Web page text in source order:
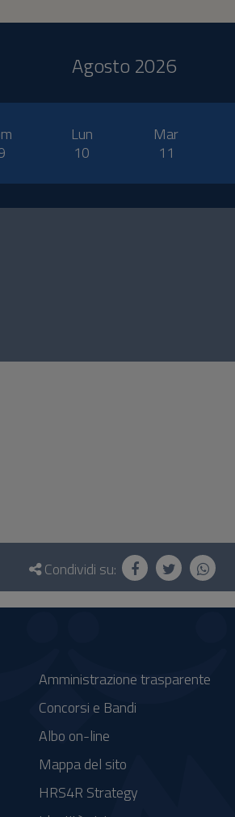
Agosto 2026
Lun
10
Mar
11
Condividi su:
Amministrazione trasparente
Concorsi e Bandi
Albo on-line
Mappa del sito
HRS4R Strategy